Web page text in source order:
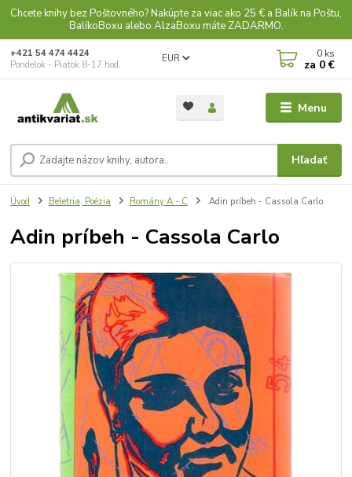
Chcete knihy bez Poštovného? Nakúpte za viac ako 25 € a Balík na Poštu,
BalíkoBoxu alebo AlzaBoxu máte ZADARMO.
Menu
EUR
Hľadať
+421 54 474 4424
Pondelok - Piatok 8-17 hod.
0 ks
za 0 €
Úvod Beletria, Poézia Romány A - C Adin príbeh - Cassola Carlo
Adin príbeh - Cassola Carlo